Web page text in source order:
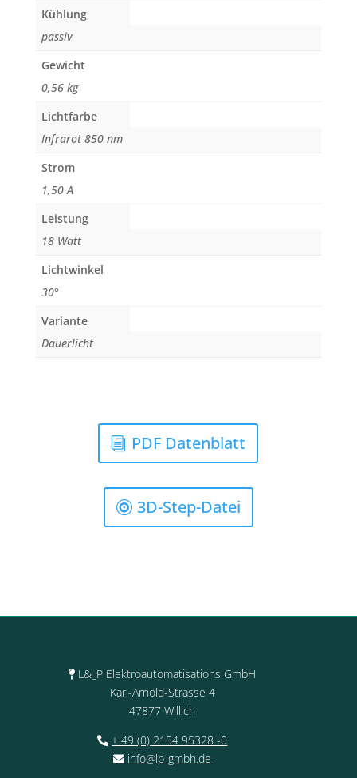
Kühlung
passiv
Gewicht
0,56 kg
Lichtfarbe
Infrarot 850 nm
Strom
1,50 A
Leistung
18 Watt
Lichtwinkel
30°
Variante
Dauerlicht
PDF Datenblatt
3D-Step-Datei
L&_P Elektroautomatisations GmbH
Karl-Arnold-Strasse 4
47877 Willich
+ 49 (0) 2154 95328 -0
info@lp-gmbh.de